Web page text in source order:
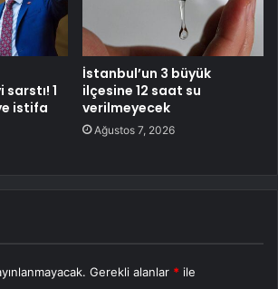
sarstı! 1
istifa
İstanbul’un 3 büyük
ilçesine 12 saat su
verilmeyecek
Ağustos 7, 2026
Gerekli alanlar * ile